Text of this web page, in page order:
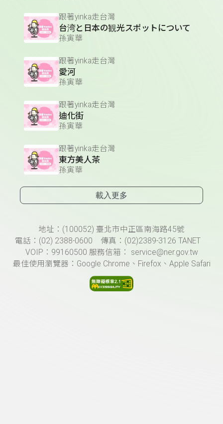
跟著yinka走台灣
台湾と日本の観光スポットについて
孫寅華
跟著yinka走台灣
愛河
孫寅華
跟著yinka走台灣
迪化街
孫寅華
跟著yinka走台灣
東方美人茶
孫寅華
載入更多
頁尾資訊地址：(100052) 臺北市中正區南海路45號
電話：(02) 2388-0600 傳真：(02)2389-3126 TANET
VOIP：99160500 服務信箱： service@ner.gov.tw
最佳使用瀏覽器：Google Chrome、Firefox、Apple Safari